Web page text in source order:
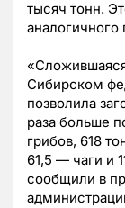
тысяч тонн.
аналогичного
Сибирском
позволила
раза больше
грибов, 618
61,5 — чаги и
сообщили в